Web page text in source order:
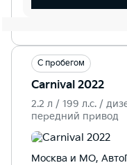
С пробегом
Carnival 2022
2.2 л / 199 л.c. /
передний привод
Москва и МО,